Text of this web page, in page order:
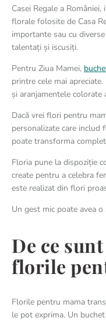
Casei Regale a
florale folosite de Casa
importante sau cu
talentați și iscusiți.
Pentru Ziua Mamei,
printre cele mai
și aranjamentele colorate
Dacă vrei flori pentru
personalizate care
poate transforma
Floria pune la dispoziție
create pentru a celebra
este realizat din flori
Un gest mic poate avea
De ce
florile
Florile pentru mama
le pot exprima. Un